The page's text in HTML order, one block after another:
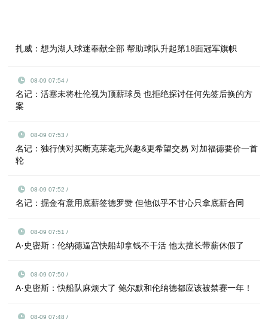
扎威：想为湖人球迷奉献全部 帮助球队升起第18面冠军旗帜
08-09 07:54 /
名记：活塞未将杜伦视为顶薪球员 也拒绝探讨任何先签后换的方
案
08-09 07:53 /
名记：独行侠对买断克莱毫无兴趣&更希望交易 对加福德要价一首
轮
08-09 07:52 /
名记：掘金有意用底薪签德罗赞 但他似乎不甘心只拿底薪合同
08-09 07:51 /
A·史密斯：伦纳德逼宫快船却拿钱不干活 他太擅长带薪休假了
08-09 07:50 /
A·史密斯：快船队麻烦大了 鲍尔默和伦纳德都应该被禁赛一年！
08-09 07:48 /